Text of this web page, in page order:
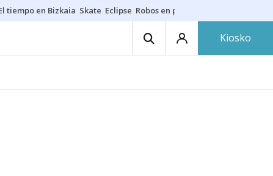
tiempo en Bizkaia Skate Eclipse Robos en playas
Kiosko